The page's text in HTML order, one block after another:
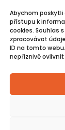
Abychom poskytli
přístupu k
cookies. Souhlas
zpracovávat
ID na tomto
nepříznivě
Povinné
GDPR
Cookies